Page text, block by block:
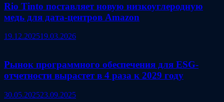
Rio Tinto поставляет новую низкоуглеродную
медь для дата‑центров Amazon
19.12.202519.03.2026
Рынок программного обеспечения для ESG-
отчетности вырастет в 4 раза к 2029 году
30.05.202523.09.2025